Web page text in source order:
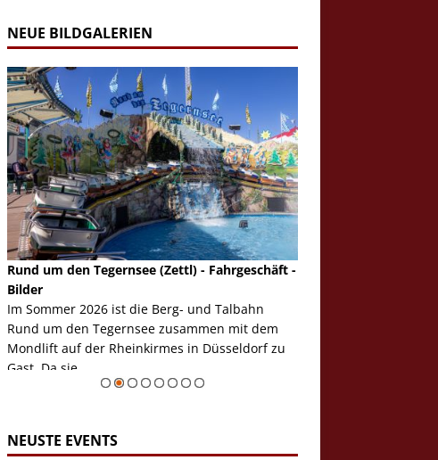
NEUE BILDGALERIEN
Rund um den Tegernsee (Zettl) - Fahrgeschäft -
Bilder
Im Sommer 2026 ist die Berg- und Talbahn
Rund um den Tegernsee zusammen mit dem
Mondlift auf der Rheinkirmes in Düsseldorf zu
Gast. Da sie ...
NEUSTE EVENTS